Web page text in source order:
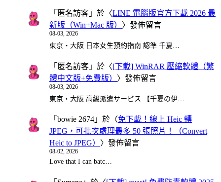
「 匿名訪客 」於〈LINE 電腦版官方下載 2026 最
新版（Win+Mac 版） 〉發佈留言
08-03, 2026
東京・大阪 日本女生預約指南 認準 千夏…
「 匿名訪客 」於〈[下載] WinRAR 壓縮軟體（繁
體中文版+免費版） 〉發佈留言
08-03, 2026
東京・大阪 高級派遣サービス 【千夏の伊…
「 bowie 2674 」於〈免下載！線上 Heic 轉
JPEG，可批次處理最多 50 張照片！（Convert
Heic to JPEG） 〉發佈留言
08-02, 2026
Love that I can batc…